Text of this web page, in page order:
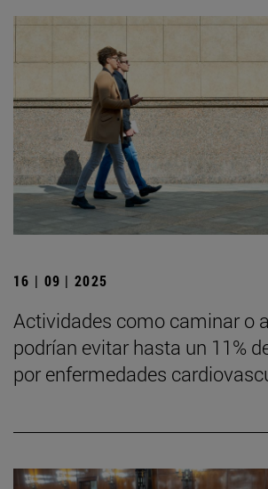
16 | 09 | 2025
Actividades como caminar o
podrían evitar hasta un 11%
por enfermedades